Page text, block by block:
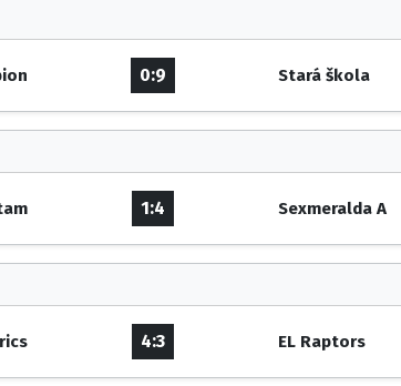
0:9 Stará škola
1:4 Sexmeralda A
4:3 EL Raptors